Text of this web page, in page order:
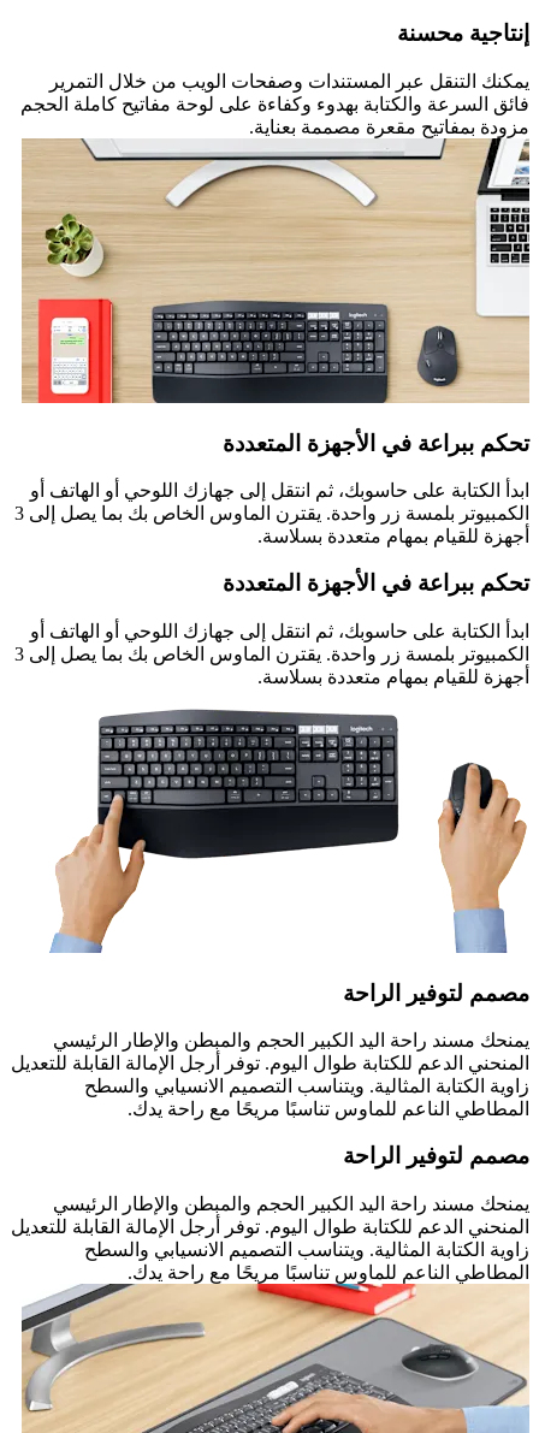
إنتاجية محسنة
يمكنك التنقل عبر المستندات وصفحات الويب من خلال التمرير
فائق السرعة والكتابة بهدوء وكفاءة على لوحة مفاتيح كاملة الحجم
مزودة بمفاتيح مقعرة مصممة بعناية.
تحكم ببراعة في الأجهزة المتعددة
ابدأ الكتابة على حاسوبك، ثم انتقل إلى جهازك اللوحي أو الهاتف أو
الكمبيوتر بلمسة زر واحدة. يقترن الماوس الخاص بك بما يصل إلى 3
أجهزة للقيام بمهام متعددة بسلاسة.
تحكم ببراعة في الأجهزة المتعددة
ابدأ الكتابة على حاسوبك، ثم انتقل إلى جهازك اللوحي أو الهاتف أو
الكمبيوتر بلمسة زر واحدة. يقترن الماوس الخاص بك بما يصل إلى 3
أجهزة للقيام بمهام متعددة بسلاسة.
مصمم لتوفير الراحة
يمنحك مسند راحة اليد الكبير الحجم والمبطن والإطار الرئيسي
المنحني الدعم للكتابة طوال اليوم. توفر أرجل الإمالة القابلة للتعديل
زاوية الكتابة المثالية. ويتناسب التصميم الانسيابي والسطح
المطاطي الناعم للماوس تناسبًا مريحًا مع راحة يدك.
مصمم لتوفير الراحة
يمنحك مسند راحة اليد الكبير الحجم والمبطن والإطار الرئيسي
المنحني الدعم للكتابة طوال اليوم. توفر أرجل الإمالة القابلة للتعديل
زاوية الكتابة المثالية. ويتناسب التصميم الانسيابي والسطح
المطاطي الناعم للماوس تناسبًا مريحًا مع راحة يدك.